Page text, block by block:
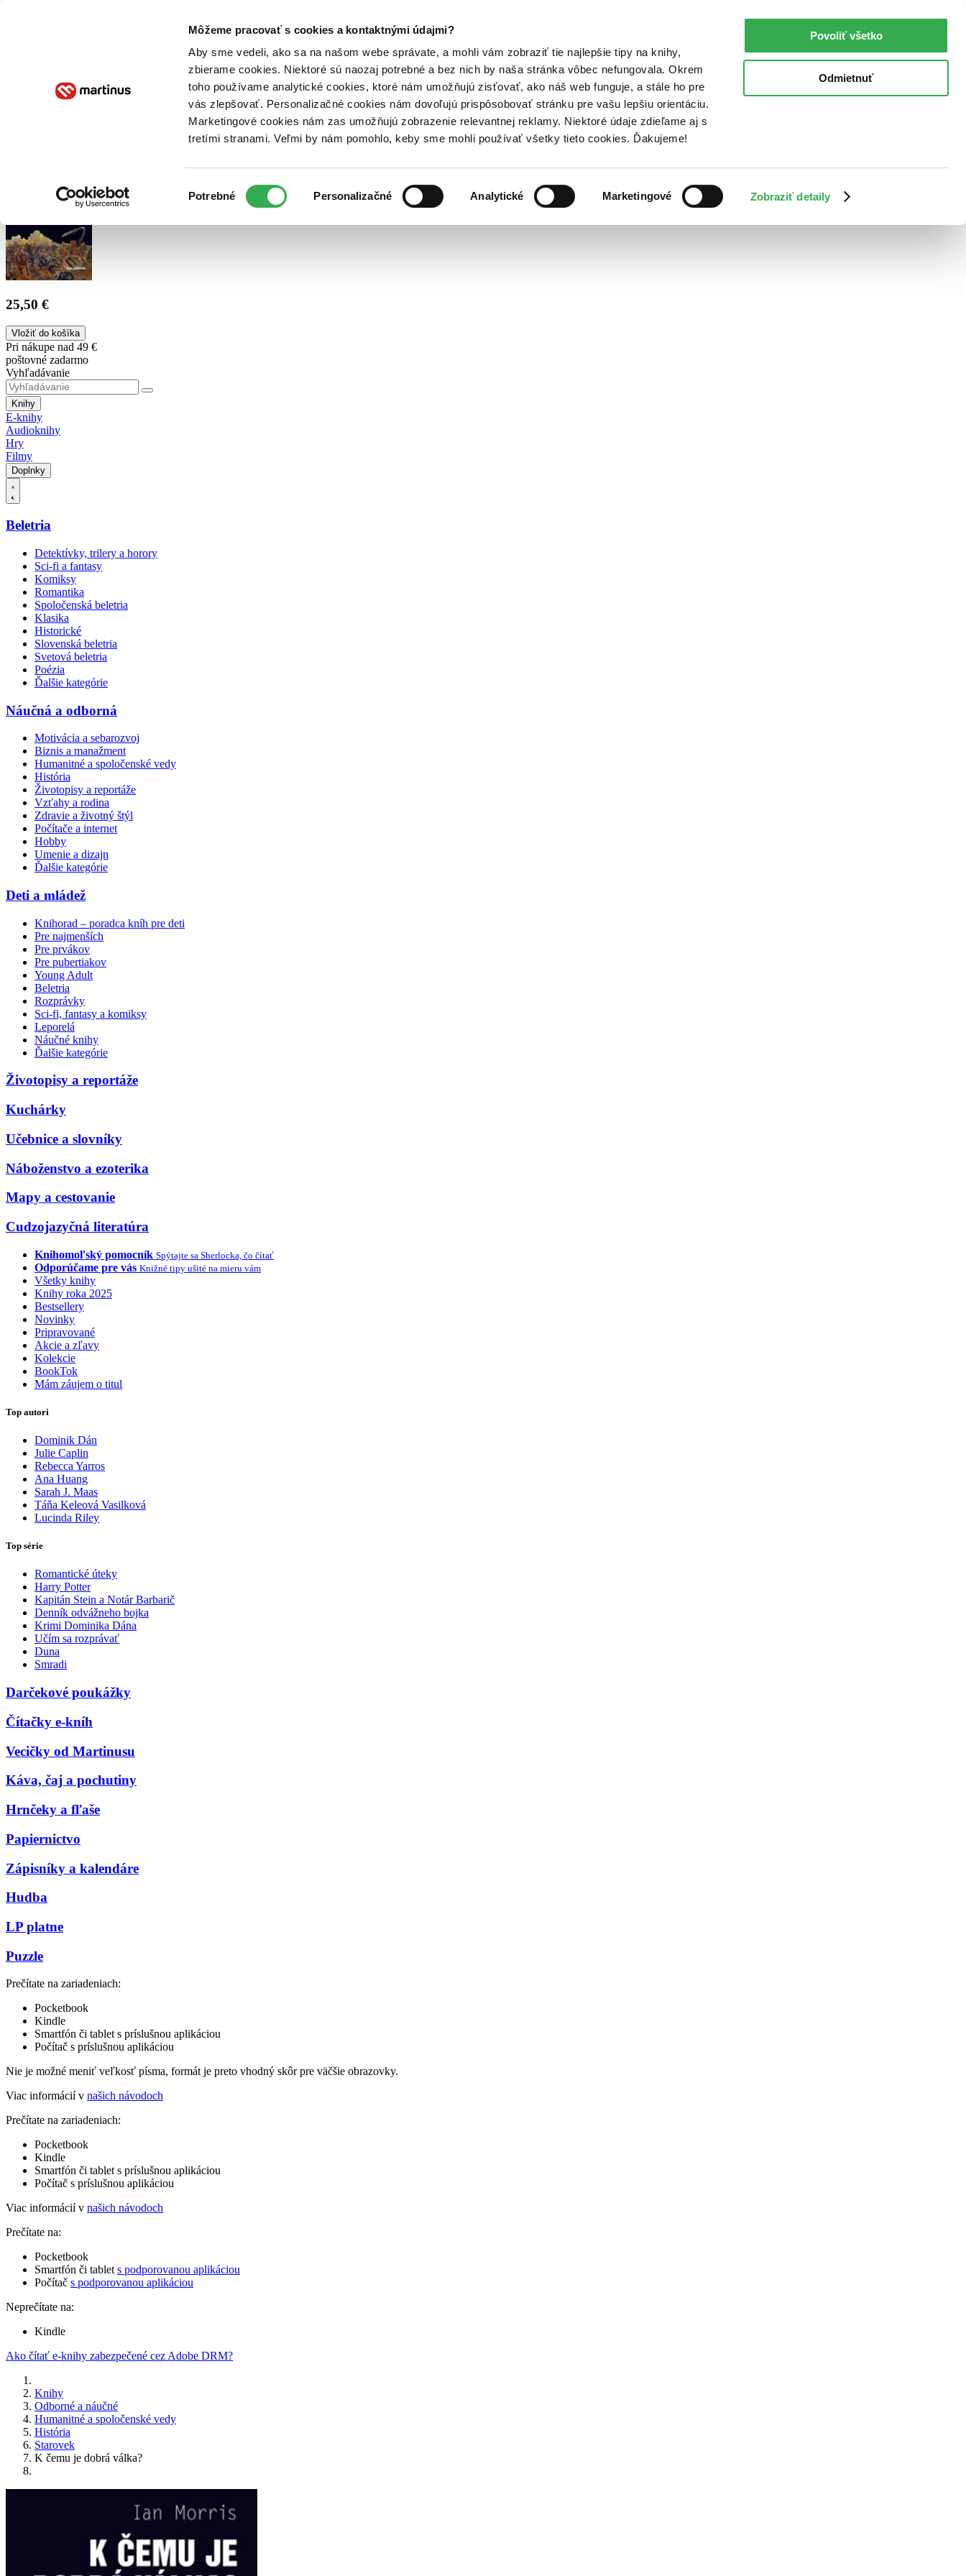
Môžeme pracovať s cookies a kontaktnými údajmi?
Aby sme vedeli, ako sa na našom webe správate, a mohli vám zobraziť tie najlepšie tipy na knihy,
zbierame cookies. Niektoré sú naozaj potrebné a bez nich by naša stránka vôbec nefungovala. Okrem
toho používame analytické cookies, ktoré nám umožňujú zisťovať, ako náš web funguje, a stále ho pre
vás zlepšovať. Personalizačné cookies nám dovoľujú prispôsobovať stránku pre vašu lepšiu orientáciu.
Marketingové cookies nám zas umožňujú zobrazenie relevantnej reklamy. Niektoré údaje zdieľame aj s
tretími stranami. Veľmi by nám pomohlo, keby sme mohli používať všetky tieto cookies. Ďakujeme!
súhlasu
Potrebné Personalizačné Analytické Marketingové Zobraziť detaily
Povoliť všetko
Odmietnuť
Poukážky Kontakt
25,50 €
Vložiť do košíka
Pri nákupe nad 49 €
poštovné zadarmo
Vyhľadávanie
Knihy
E-knihy
Audioknihy
Hry
Filmy
Doplnky
Beletria
Detektívky, trilery a horory
Sci-fi a fantasy
Komiksy
Romantika
Spoločenská beletria
Klasika
Historické
Slovenská beletria
Svetová beletria
Poézia
Ďalšie kategórie
Náučná a odborná
Motivácia a sebarozvoj
Biznis a manažment
Humanitné a spoločenské vedy
História
Životopisy a reportáže
Vzťahy a rodina
Zdravie a životný štýl
Počítače a internet
Hobby
Umenie a dizajn
Ďalšie kategórie
Deti a mládež
Knihorad – poradca kníh pre deti
Pre najmenších
Pre prvákov
Pre pubertiakov
Young Adult
Beletria
Rozprávky
Sci-fi, fantasy a komiksy
Leporelá
Náučné knihy
Ďalšie kategórie
Životopisy a reportáže
Kuchárky
Učebnice a slovníky
Náboženstvo a ezoterika
Mapy a cestovanie
Cudzojazyčná literatúra
Knihomoľský pomocník Spýtajte sa Sherlocka, čo čítať
Odporúčame pre vás Knižné tipy ušité na mieru vám
Všetky knihy
Knihy roka 2025
Bestsellery
Novinky
Pripravované
Akcie a zľavy
Kolekcie
BookTok
Mám záujem o titul
Top autori
Dominik Dán
Julie Caplin
Rebecca Yarros
Ana Huang
Sarah J. Maas
Táňa Keleová Vasilková
Lucinda Riley
Top série
Romantické úteky
Harry Potter
Kapitán Stein a Notár Barbarič
Denník odvážneho bojka
Krimi Dominika Dána
Učím sa rozprávať
Duna
Smradi
Darčekové poukážky
Čítačky e-kníh
Vecičky od Martinusu
Káva, čaj a pochutiny
Hrnčeky a fľaše
Papiernictvo
Zápisníky a kalendáre
Hudba
LP platne
Puzzle
Prečítate na zariadeniach:
Pocketbook
Kindle
Smartfón či tablet s príslušnou aplikáciou
Počítač s príslušnou aplikáciou
Nie je možné meniť veľkosť písma, formát je preto vhodný skôr pre väčšie obrazovky.
Viac informácií v našich návodoch
Prečítate na zariadeniach:
Pocketbook
Kindle
Smartfón či tablet s príslušnou aplikáciou
Počítač s príslušnou aplikáciou
Viac informácií v našich návodoch
Prečítate na:
Pocketbook
Smartfón či tablet s podporovanou aplikáciou
Počítač s podporovanou aplikáciou
Neprečítate na:
Kindle
Ako čítať e-knihy zabezpečené cez Adobe DRM?
Knihy
Odborné a náučné
Humanitné a spoločenské vedy
História
Starovek
K čemu je dobrá válka?